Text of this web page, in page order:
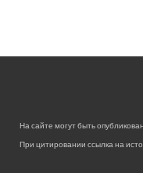
На сайте могут быть
При цитировании ссылка на